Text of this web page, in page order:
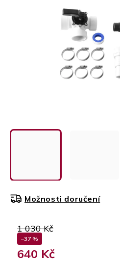
1 030 Kč
–37 %
640 Kč
Možnosti doručení